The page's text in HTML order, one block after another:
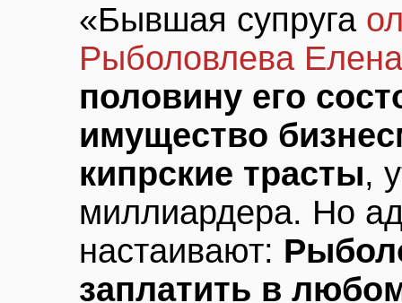
«Бывшая супруга
Рыболовлева Елена
половину его
имущество
кипрские трасты,
миллиардера. Но
настаивают:
заплатить в